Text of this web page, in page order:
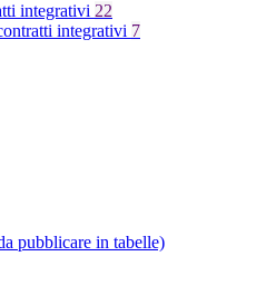
integrativi 22
integrativi 7
pubblicare in tabelle)